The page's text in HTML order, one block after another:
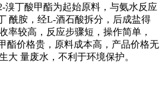
溴丁酸甲酯为起始原料，与氨水反应
酰胺，经L-酒石酸拆分，后成盐得
率较高，反应步骤短，操作简单，
酯价格贵，原料成本高，产品价格无
大 量废水，不利于环境保护。